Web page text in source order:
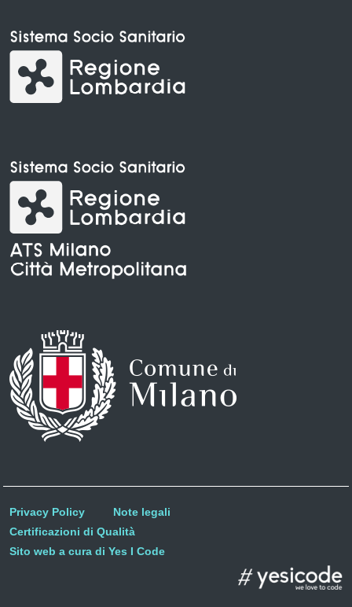
Privacy Policy
Note legali
Certificazioni di Qualità
Sito web a cura di Yes I Code